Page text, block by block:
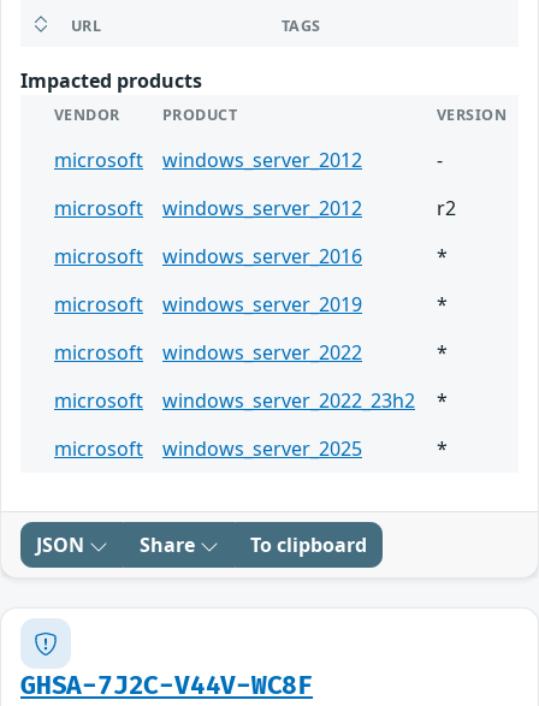
URL TAGS
Impacted products
VENDOR PRODUCT VERSION
microsoft windows_server_2012
-
microsoft
windows_server_2012
r2
microsoft
windows_server_2016
*
microsoft
windows_server_2019
*
microsoft
windows_server_2022
*
microsoft
windows_server_2022_23h2
*
microsoft
windows_server_2025 *
JSON Share To clipboard
GHSA-7J2C-V44V-WC8F